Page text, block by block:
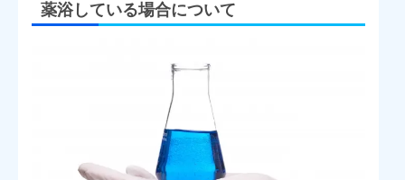
薬浴している場合について